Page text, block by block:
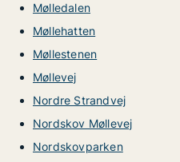
Mølledalen
Møllehatten
Møllestenen
Møllevej
Nordre Strandvej
Nordskov Møllevej
Nordskovparken